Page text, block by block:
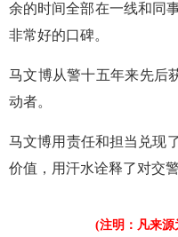
余的时间全部在一线和同
非常好的口碑。
马文博从警十五年来先后
动者。
马文博用责任和担当兑现
价值，用汗水诠释了对交
(注明：凡来源